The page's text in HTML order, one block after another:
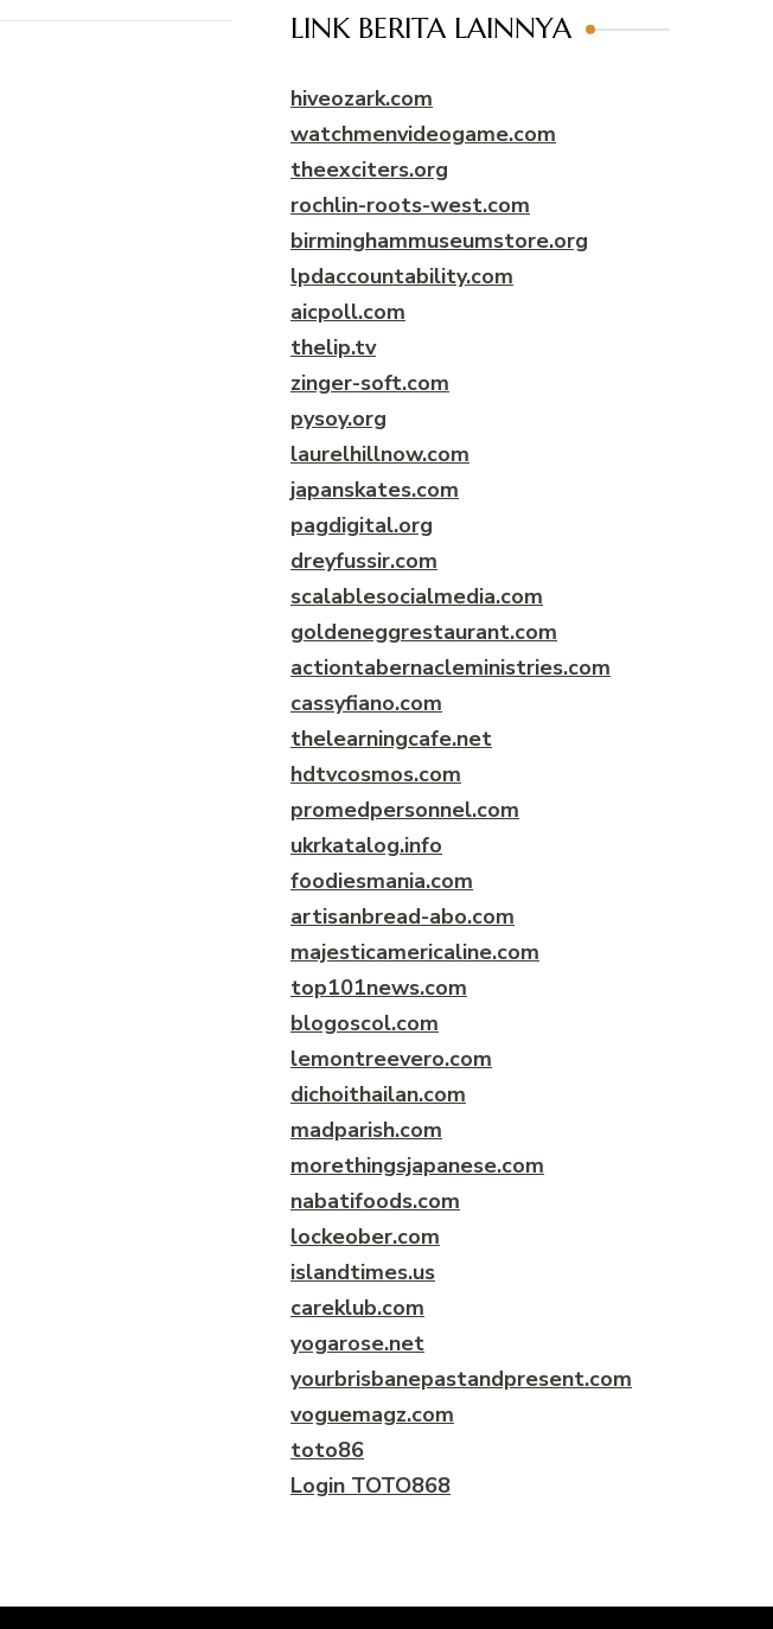
LINK BERITA LAINNYA
hiveozark.com
watchmenvideogame.com
theexciters.org
rochlin-roots-west.com
birminghammuseumstore.org
lpdaccountability.com
aicpoll.com
thelip.tv
zinger-soft.com
pysoy.org
laurelhillnow.com
japanskates.com
pagdigital.org
dreyfussir.com
scalablesocialmedia.com
goldeneggrestaurant.com
actiontabernacleministries.com
cassyfiano.com
thelearningcafe.net
hdtvcosmos.com
promedpersonnel.com
ukrkatalog.info
foodiesmania.com
artisanbread-abo.com
majesticamericaline.com
top101news.com
blogoscol.com
lemontreevero.com
dichoithailan.com
madparish.com
morethingsjapanese.com
nabatifoods.com
lockeober.com
islandtimes.us
careklub.com
yogarose.net
yourbrisbanepastandpresent.com
voguemagz.com
toto86
Login TOTO868